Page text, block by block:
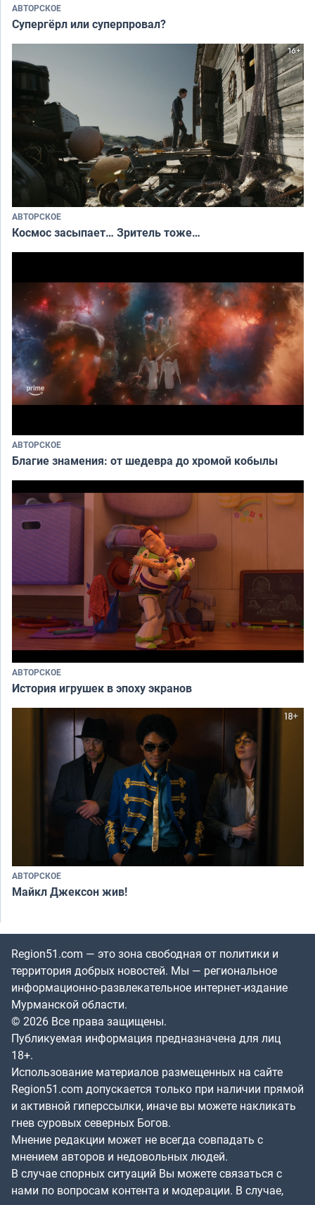
АВТОРСКОЕ
Супергёрл или суперпровал?
АВТОРСКОЕ
Космос засыпает… Зритель тоже…
АВТОРСКОЕ
Благие знамения: от шедевра до хромой кобылы
АВТОРСКОЕ
История игрушек в эпоху экранов
АВТОРСКОЕ
Майкл Джексон жив!
Region51.com — это зона свободная от политики и
территория добрых новостей. Мы — региональное
информационно-развлекательное интернет-издание
Мурманской области.
© 2026 Все права защищены.
Публикуемая информация предназначена для лиц
18+.
Использование материалов размещенных на сайте
Region51.com допускается только при наличии прямой
и активной гиперссылки, иначе вы можете накликать
гнев суровых северных Богов.
Мнение редакции может не всегда совпадать с
мнением авторов и недовольных людей.
В случае спорных ситуаций Вы можете связаться с
нами по вопросам контента и модерации. В случае,